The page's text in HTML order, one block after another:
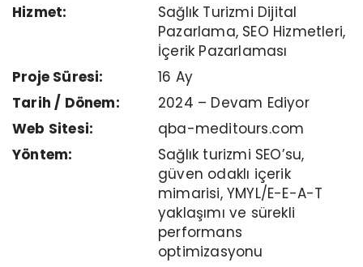
Hizmet:
Sağlık Turizmi Dijital
Pazarlama, SEO Hizmetleri,
İçerik Pazarlaması
Proje Süresi:
16 Ay
Tarih / Dönem:
2024 – Devam Ediyor
Web Sitesi:
qba-meditours.com
Yöntem:
Sağlık turizmi SEO’su,
güven odaklı içerik
mimarisi, YMYL/E-E-A-T
yaklaşımı ve sürekli
performans
optimizasyonu